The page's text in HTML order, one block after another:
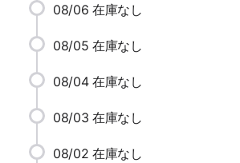
08/06 在庫なし
08/05 在庫なし
08/04 在庫なし
08/03 在庫なし
08/02 在庫なし